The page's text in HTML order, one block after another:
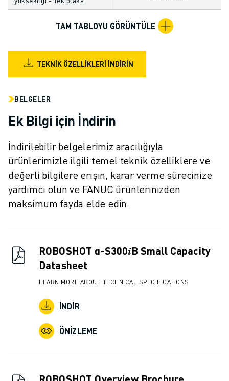
ETKINLIKLER
AVRUPA'DA FANUC
KARIYER
FANUC ILE GELECEĞINIZI ŞEKILLENDIRIN
BIZE KATILIN » KARIYER PORTALI
İLETIŞIM
İLETIŞIM
LOKASYONLAR
KÜNYE
TAM TABLOYU GÖRÜNTÜLE
TEKNIK ÖZELLIKLERI İNDIRIN
BELGELER
Ek Bilgi için İndirin
İndirilebilir belgelerimiz aracılığıyla
ürünlerimizle ilgili temel teknik özelliklere ve
değerli bilgilere erişin, karar verme sürecinize
yardımcı olun ve FANUC ürünlerinizden
maksimum fayda elde edin.
ROBOSHOT α-S300𝑖B Small Capacity
Datasheet
LEARN MORE ABOUT TECHNICAL SPECIFICATIONS
İNDIR
ÖNIZLEME